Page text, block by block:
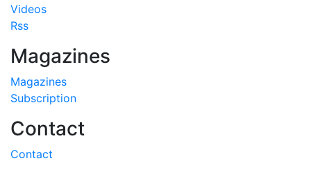
Videos
Rss
Magazines
Magazines
Subscription
Contact
Contact